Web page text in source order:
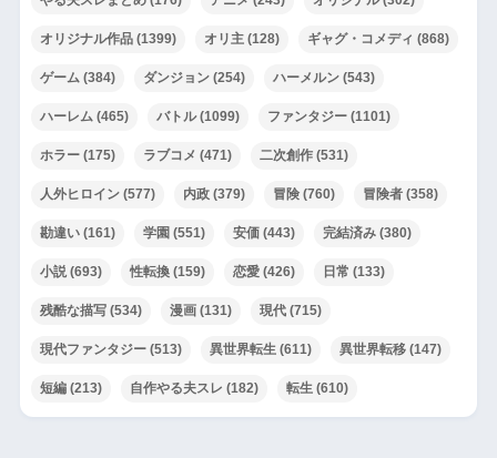
オリジナル作品(1399) オリ主(128) ギャグ・コメディ (868)
ゲーム(384) ダンジョン(254) ハーメルン(543)
ハーレム(465) バトル(1099) ファンタジー(1101)
ホラー(175) ラブコメ (471) 二次創作(531)
人外ヒロイン(577) 内政(379) 冒険(760) 冒険者(358)
勘違い(161) 学園 (551) 安価(443) 完結済み(380)
小説(693) 性転換(159) 恋愛(426) 日常 (133)
残酷な描写(534) 漫画(131) 現代(715)
現代ファンタジー(513) 異世界転生(611) 異世界転移(147)
短編(213) 自作やる夫スレ (182) 転生(610)